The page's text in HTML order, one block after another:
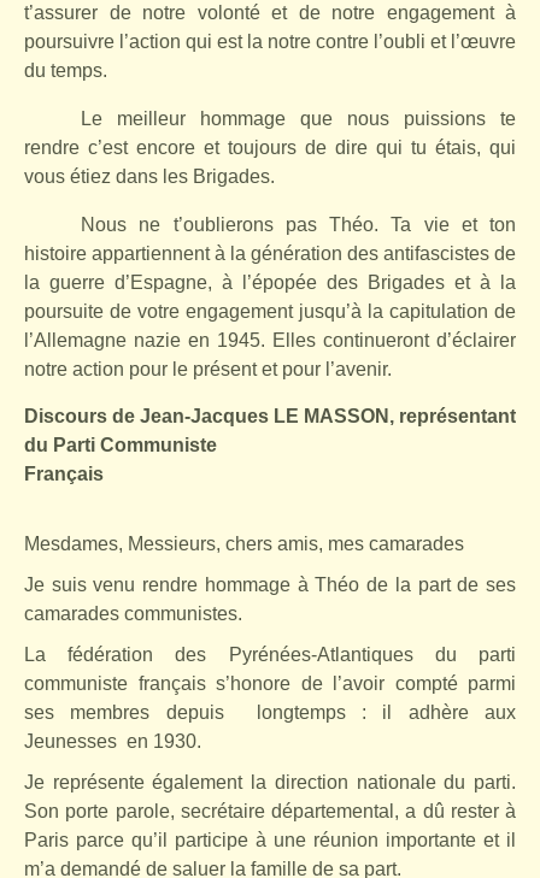
t’assurer de notre volonté et de notre engagement à
poursuivre l’action qui est la notre contre l’oubli et l’œuvre
du temps.
Le meilleur hommage que nous puissions te
rendre c’est encore et toujours de dire qui tu étais, qui
vous étiez dans les Brigades.
Nous ne t’oublierons pas Théo. Ta vie et ton
histoire appartiennent à la génération des antifascistes de
la guerre d’Espagne, à l’épopée des Brigades et à la
poursuite de votre engagement jusqu’à la capitulation de
l’Allemagne nazie en 1945. Elles continueront d’éclairer
notre action pour le présent et pour l’avenir.
Discours de Jean-Jacques LE MASSON, représentant
du Parti Communiste
Français
Mesdames, Messieurs, chers amis, mes camarades
Je suis venu rendre hommage à Théo de la part de ses
camarades communistes.
La fédération des Pyrénées-Atlantiques du parti
communiste français s’honore de l’avoir compté parmi
ses membres depuis
longtemps : il adhère aux
Jeunesses en 1930.
Je représente également la direction nationale du parti.
Son porte parole, secrétaire départemental, a dû rester à
Paris parce qu’il participe à une réunion importante et il
m’a demandé de saluer la famille de sa part.